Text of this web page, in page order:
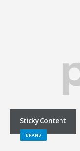
Sticky Content
BRAND